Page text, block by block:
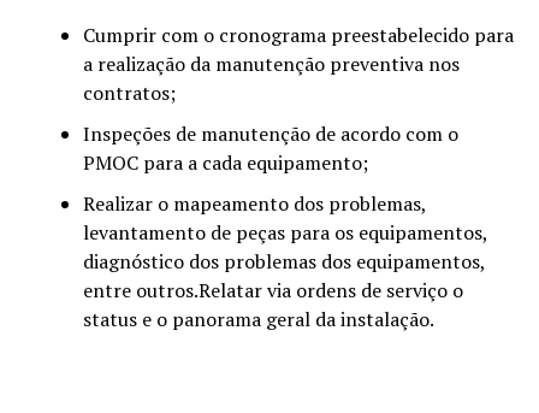
Cumprir com o cronograma preestabelecido para
a realização da manutenção preventiva nos
contratos;
Inspeções de manutenção de acordo com o
PMOC para a cada equipamento;
Realizar o mapeamento dos problemas,
levantamento de peças para os equipamentos,
diagnóstico dos problemas dos equipamentos,
entre outros.Relatar via ordens de serviço o
status e o panorama geral da instalação.